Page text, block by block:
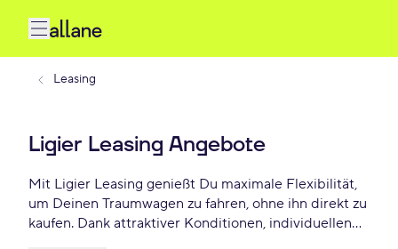
Leasing
Ligier Leasing Angebote
Mit Ligier Leasing genießt Du maximale Flexibilität,
um Deinen Traumwagen zu fahren, ohne ihn direkt zu
kaufen. Dank attraktiver Konditionen, individuellen